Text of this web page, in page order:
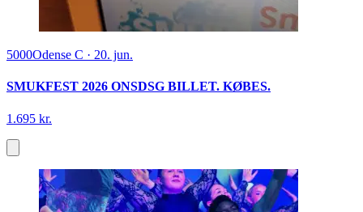
5000Odense C · 20. jun.
SMUKFEST 2026 ONSDSG BILLET. KØBES.
1.695 kr.